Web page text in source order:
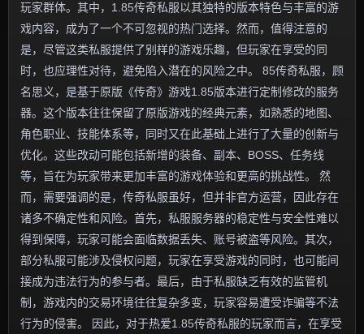
玩家群体。其中，1.85传奇私服以其独特的版本特色与丰富的游
戏内容，成为了一个不可忽视的热门选择。然而，值得注意的
是，尽管这类私服提供了别样的游戏乐趣，但玩家在享受的同
时，也应理性对待，避免陷入潜在的风险之中。 85传奇私服，顾
名思义，是基于原版《传奇》游戏1.85版本进行定制修改的服务
器。这个版本往往保留了原版游戏的经典元素，如熟悉的地图、
角色职业、技能体系等，同时又在此基础上进行了大量的创新与
优化。这些改动可能包括新增的装备、副本、BOSS、任务线
等，旨在为玩家带来更加丰富的游戏体验和更高的挑战性。 然
而，需要强调的是，传奇私服虽好，但并非官方运营，因此存在
诸多不确定性和风险。首先，私服服务器的稳定性与安全性难以
得到保障，玩家可能会面临数据丢失、账号被盗等风险。其次，
部分私服可能涉及侵权问题，玩家在享受游戏的同时，也可能间
接成为违法行为的参与者。最后，由于私服缺乏有效的监管机
制，游戏内的交易环境往往复杂多变，玩家容易遭受诈骗等不法
行为的侵害。 因此，对于热爱1.85传奇私服的玩家而言，在享受